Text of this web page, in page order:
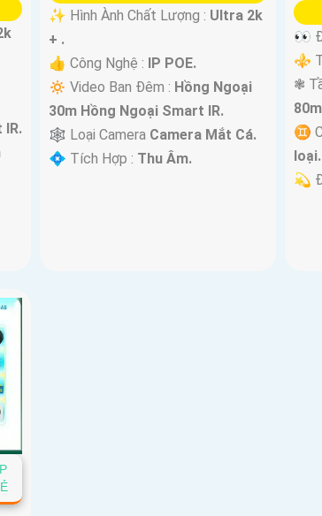
IR.
✨ Hình Ành Chất Lượng : Ultra 2k
+ .
👍 Công Nghệ : IP POE.
🔅 Video Ban Đêm : Hồng Ngoại
30m Hồng Ngoại Smart IR.
🕸️ Loại Camera Camera Mắt Cá.
️💠 Tích Hợp : Thu Âm.
👀
⚜️
❃
♊
loại.
️💫